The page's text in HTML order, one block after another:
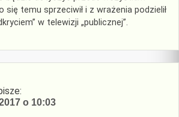
się temu sprzeciwił i z wrażenia podzielił
w telewizji „publicznej”.
o 10:03